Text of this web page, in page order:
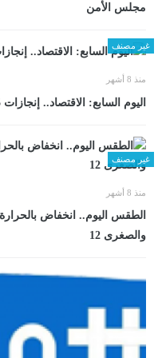
مجلس الأمن
غير مصنف
منذ 8 أشهر
اليوم السابع: الاقتصاد.. إنجازات 2025 وتحديات 2026
غير مصنف
منذ 8 أشهر
والصغرى 12